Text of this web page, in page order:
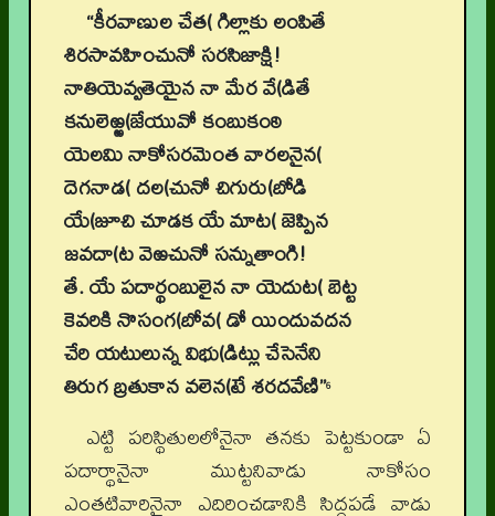
“కీరవాణుల చేత( గిల్లాకు లంపితే
శిరసావహించునో సరసిజాక్షి!
నాతియెవ్వతెయైన నా మేర వే(డితే
కనులెఱ్ఱ(జేయువో కంబుకంఠి
యెలమి నాకోసరమెంత వారలనైన(
దెగనాడ( దల(చునో చిగురు(బోడి
యే(జూచి చూడక యే మాట( జెప్పిన
జవదా(ట వెఱచునో సన్నుతాంగి!
తే. యే పదార్థంబులైన నా యెదుట( బెట్ట
కెవరికి నొసంగ(బోవ( డో యిందువదన
చేరి యటులున్న విభు(డిట్లు చేసెనేని
తిరుగ బ్రతుకాన వలెన(టే శరదవేణి”6
ఎట్టి పరిస్థితులలోనైనా తనకు పెట్టకుండా ఏ
పదార్థానైనా ముట్టనివాడు నాకోసం
ఎంతటివారినైనా ఎదిరించడానికి సిద్ధపడే వాడు